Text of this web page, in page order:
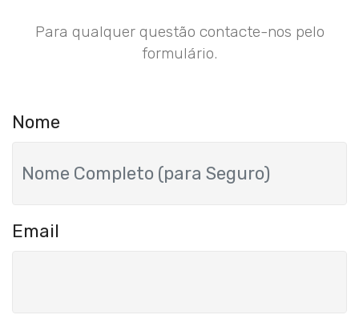
Para qualquer questão contacte-nos pelo
formulário.
Nome
Email